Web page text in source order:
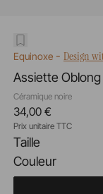
Equinoxe- Design
Assiette Oblong
Céramique noire
Taille
Couleur
34,00 €
Prix unitaire TTC